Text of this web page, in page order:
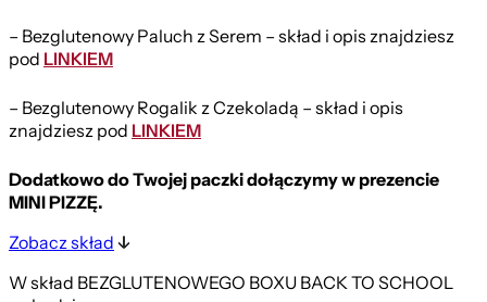
– Bezglutenowy Paluch z Serem – skład i opis znajdziesz
pod LINKIEM
– Bezglutenowy Rogalik z Czekoladą – skład i opis
znajdziesz pod LINKIEM
Dodatkowo do Twojej paczki dołączymy w prezencie
MINI PIZZĘ.
Zobacz skład
W skład BEZGLUTENOWEGO BOXU BACK TO SCHOOL